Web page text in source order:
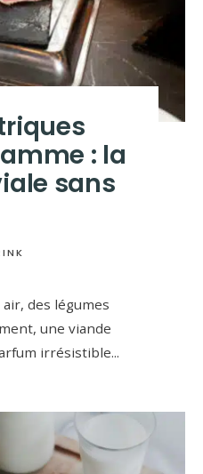
: la
sans
des légumes
une viande
irrésistible...